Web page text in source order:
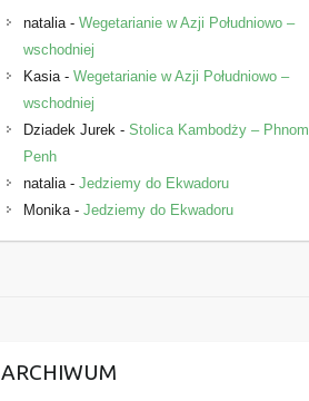
natalia- Wegetarianie w Azji Południowo –
wschodniej
Kasia- Wegetarianie w Azji Południowo –
wschodniej
Dziadek Jurek- Stolica Kambodży – Phnom
Penh
natalia- Jedziemy do Ekwadoru
Monika- Jedziemy do Ekwadoru
ARCHIWUM